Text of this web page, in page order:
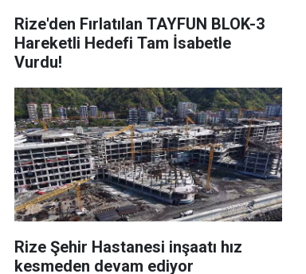
Rize'den Fırlatılan TAYFUN BLOK-3
Hareketli Hedefi Tam İsabetle
Vurdu!
Rize Şehir Hastanesi inşaatı hız
kesmeden devam ediyor